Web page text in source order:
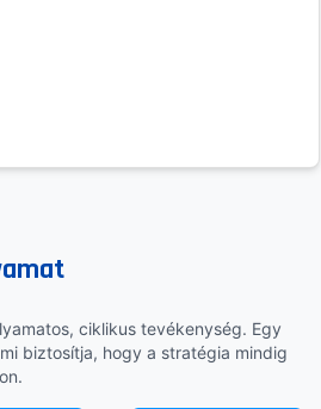
ciklikus tevékenység. Egy
biztosítja, hogy a stratégia mindig